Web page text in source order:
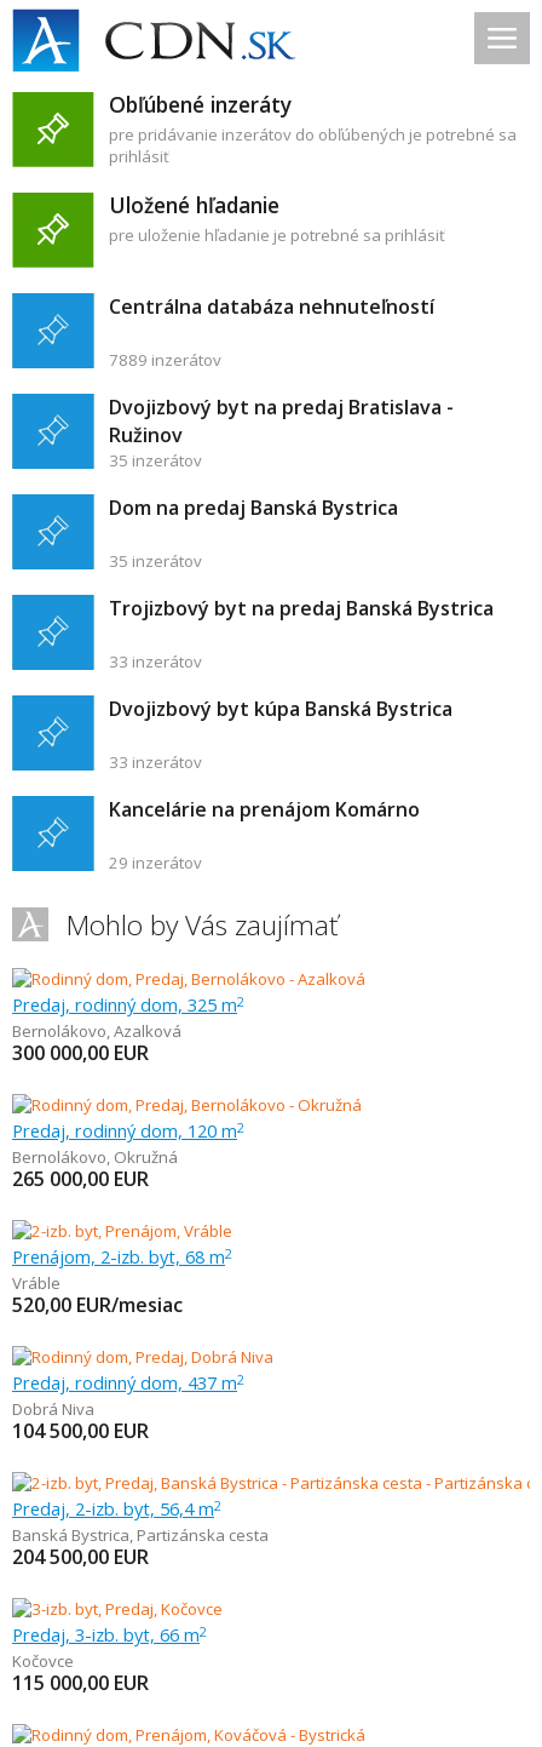
Obľúbené inzeráty
pre pridávanie inzerátov do obľúbených je potrebné sa
prihlásiť
Uložené hľadanie
pre uloženie hľadanie je potrebné sa prihlásiť
Centrálna databáza nehnuteľností
7889 inzerátov
Dvojizbový byt na predaj Bratislava -
Ružinov
35 inzerátov
Dom na predaj Banská Bystrica
35 inzerátov
Trojizbový byt na predaj Banská Bystrica
33 inzerátov
Dvojizbový byt kúpa Banská Bystrica
33 inzerátov
Kancelárie na prenájom Komárno
29 inzerátov
Mohlo by Vás zaujímať
Predaj, rodinný dom, 325 m2
Bernolákovo,Azalková
300 000,00 EUR
Predaj, rodinný dom, 120 m2
Bernolákovo, Okružná
265 000,00 EUR
Prenájom, 2-izb. byt, 68 m2
Vráble
520,00 EUR/mesiac
Predaj, rodinný dom, 437 m2
Dobrá Niva
104 500,00 EUR
Predaj, 2-izb. byt, 56,4 m2
Banská Bystrica, Partizánska cesta
204 500,00 EUR
Predaj, 3-izb. byt, 66 m2
Kočovce
115 000,00 EUR